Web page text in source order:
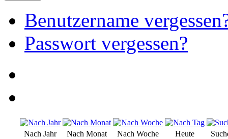
Benutzername
Passwort vergessen?
Nach Jahr Nach Monat Nach Woche Heute